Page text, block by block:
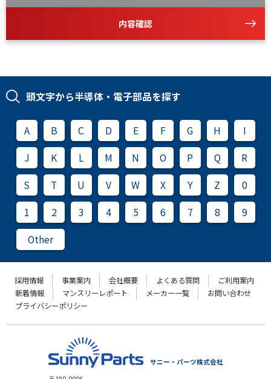
内容確認
頭文字から半導体・電子部品を探す
A B C D E F G H
I
J
K L M N O P Q
R
S
T U V W X Y Z
0
1
2 3 4 5 6 7 8
9
Other
採用情報 事業案内 会社概要 よくある質問
ご利用案内
新着情報
マンスリーレポート メーカー一覧
お問い合わせ
プライバシーポリシー
サニー・パーツ株式会社